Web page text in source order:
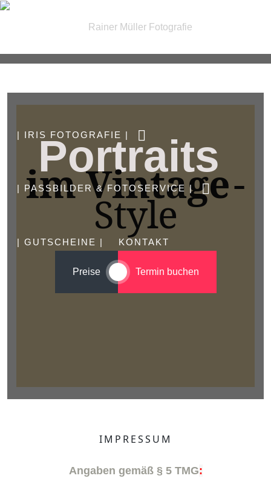
| IRIS FOTOGRAFIE |
| PASSBILDER & FOTOSERVICE |
| GUTSCHEINE | KONTAKT
Portraits
im Vintage-
Style
Preise Termin buchen
IMPRESSUM
Angaben gemäß § 5 TMG: